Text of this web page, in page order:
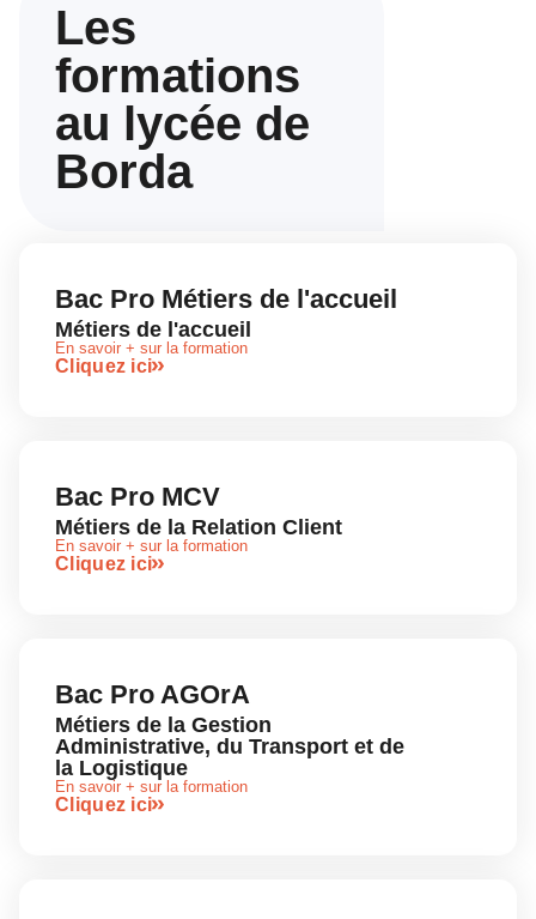
Les
formations
au lycée de
Borda
Bac Pro Métiers de l'accueil
Métiers de l'accueil
En savoir + sur la formation
Cliquez ici
Bac Pro MCV
Métiers de la Relation Client
En savoir + sur la formation
Cliquez ici
Bac Pro AGOrA
Métiers de la Gestion
Administrative, du Transport et de
la Logistique
En savoir + sur la formation
Cliquez ici